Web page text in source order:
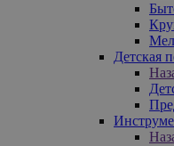
Детская